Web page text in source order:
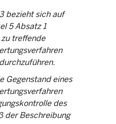
bezieht sich auf
5 Absatz 1
treffende
Gegenstand eines
des
der Beschreibung